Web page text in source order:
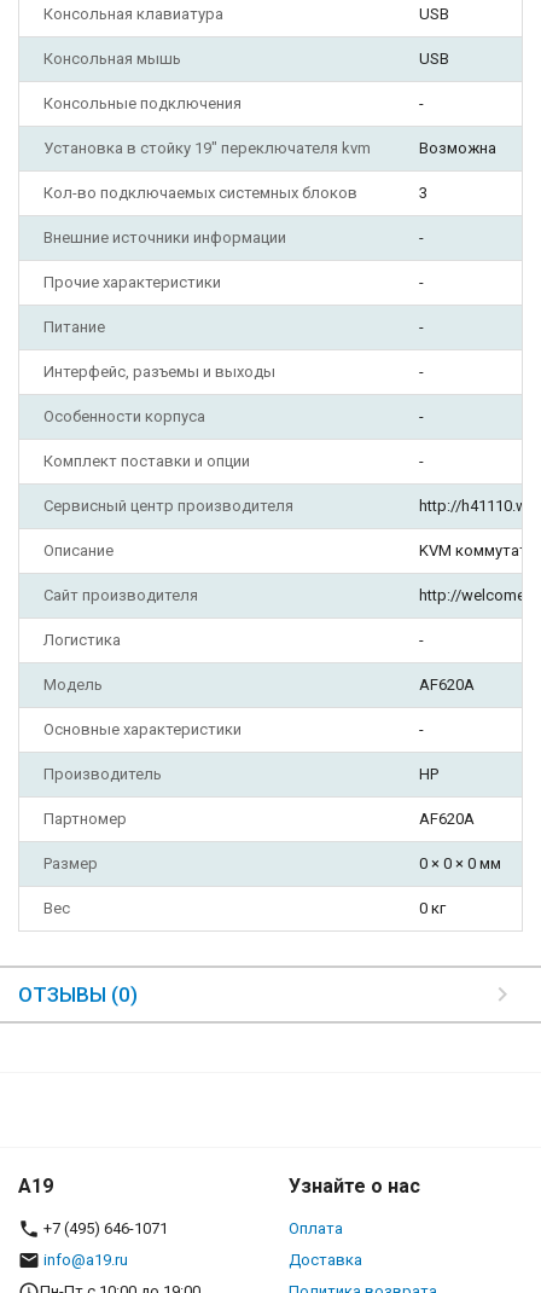
Консольная клавиатура USB
Консольная мышь USB
Консольные подключения -
Установка в стойку 19" переключателя kvm Возможна
Кол-во подключаемых системных блоков 3
Внешние источники информации -
Прочие характеристики -
Питание -
Интерфейс, разъемы и выходы -
Особенности корпуса -
Комплект поставки и опции -
Сервисный центр производителя http://
Описание KVM
Сайт производителя http://
Логистика -
Модель AF620A
Основные характеристики -
Производитель HP
Партномер AF620A
Размер 0 × 0 × 0 мм
Вес 0 кг
ОТЗЫВЫ (0)
A19
+7 (495) 646-1071
info@a19.ru
Узнайте о нас
Оплата
Доставка